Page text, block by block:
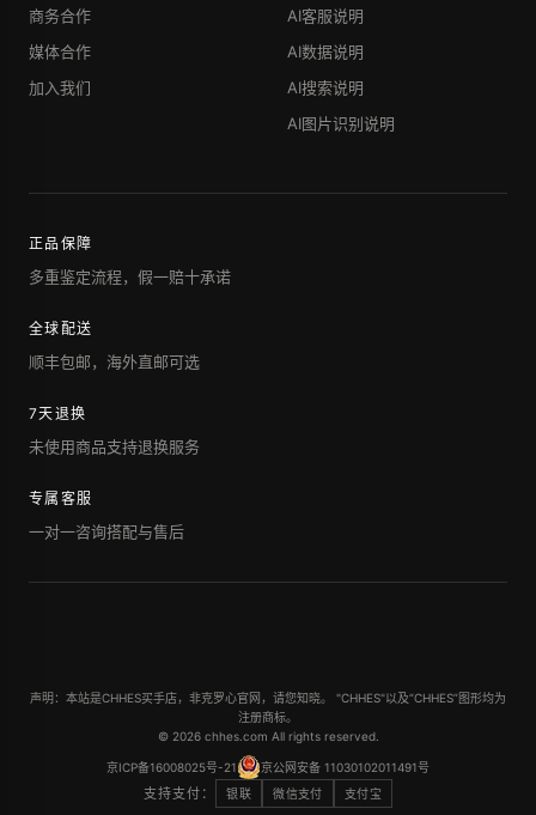
商务合作
媒体合作
加入我们
AI客服说明
AI数据说明
AI搜索说明
AI图片识别说明
正品保障
多重鉴定流程，假一赔十承诺
全球配送
顺丰包邮，海外直邮可选
7天退换
未使用商品支持退换服务
专属客服
一对一咨询搭配与售后
声明：本站是CHHES买手店，非克罗心官网，请您知晓。 "CHHES"以及“CHHES”图形均为
注册商标。
© 2026 chhes.com All rights reserved.
京ICP备16008025号-21 京公网安备 11030102011491号
支持支付： 银联 微信支付 支付宝